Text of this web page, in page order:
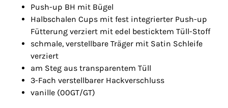
Push-up BH mit Bügel
Halbschalen Cups mit fest integrierter Push-up
Fütterung verziert mit edel besticktem Tüll-Stoff
schmale, verstellbare Träger mit Satin Schleife
verziert
am Steg aus transparentem Tüll
3-Fach verstellbarer Hackverschluss
vanille (00GT/GT)